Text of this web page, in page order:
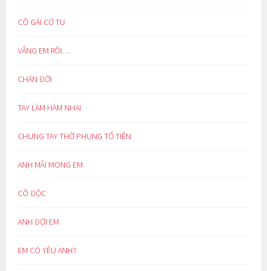
CÔ GÁI CƠ TU
VẮNG EM RỒI…
CHÁN ĐỜI
TAY LÀM HÀM NHAI
CHUNG TAY THỜ PHỤNG TỔ TIÊN
ANH MÃI MONG EM
CÔ ĐỘC
ANH ĐỢI EM
EM CÓ YÊU ANH?